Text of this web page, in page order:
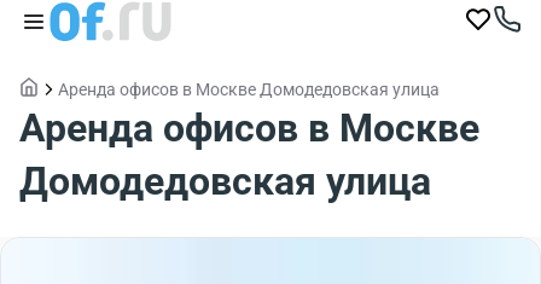
Аренда офисов в Москве Домодедовская улица
Аренда офисов в Москве
Домодедовская улица